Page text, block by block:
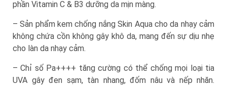
phần Vitamin C & B3 dưỡng da mịn màng.
– Sản phẩm kem chống nắng Skin Aqua cho da nhạy cảm
không chứa cồn không gây khô da, mang đến sự dịu nhẹ
cho làn da nhạy cảm.
– Chỉ số Pa++++ tăng cường có thể chống mọi loại tia
UVA gây đen sạm, tàn nhang, đốm nâu và nếp nhăn.